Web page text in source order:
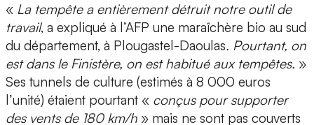
« La tempête a entièrement détruit notre outil de
travail, a expliqué à l’AFP une maraîchère bio au sud
du département, à Plougastel-Daoulas. Pourtant, on
est dans le Finistère, on est habitué aux tempêtes. »
Ses tunnels de culture (estimés à 8 000 euros
l’unité) étaient pourtant « conçus pour supporter
des vents de 180 km/h » mais ne sont pas couverts